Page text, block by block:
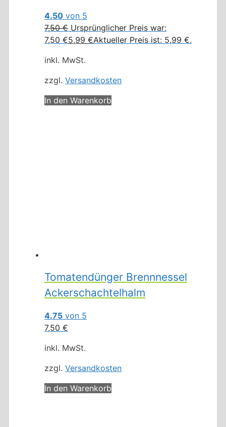
4.50 von 5
7,50€ Ursprünglicher Preis war:
7,50 €5,99 €Aktueller Preis ist: 5,99 €.
inkl. MwSt.
zzgl. Versandkosten
In den Warenkorb
Tomatendünger Brennnessel
Ackerschachtelhalm
4.75 von 5
7,50 €
inkl. MwSt.
zzgl. Versandkosten
In den Warenkorb